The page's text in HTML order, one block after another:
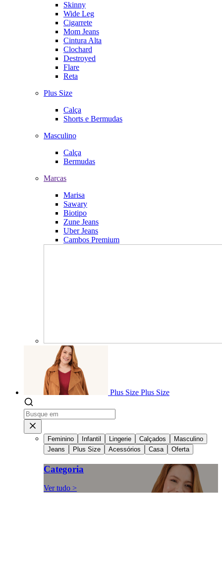
Skinny
Wide Leg
Cigarrete
Mom Jeans
Cintura Alta
Clochard
Destroyed
Flare
Reta
Plus Size
Calça
Shorts e Bermudas
Masculino
Calça
Bermudas
Marcas
Marisa
Sawary
Biotipo
Zune Jeans
Uber Jeans
Cambos Premium
Plus Size Plus Size
Feminino Infantil Lingerie Calçados
Masculino
Jeans
Plus Size Acessórios Casa Oferta
Categoria
Ver tudo >